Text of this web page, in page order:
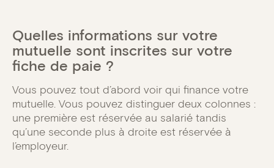
Quelles informations sur votre
mutuelle sont inscrites sur votre
fiche de paie ?
Vous pouvez tout d’abord voir qui finance votre
mutuelle. Vous pouvez distinguer deux colonnes :
une première est réservée au salarié tandis
qu’une seconde plus à droite est réservée à
l’employeur.